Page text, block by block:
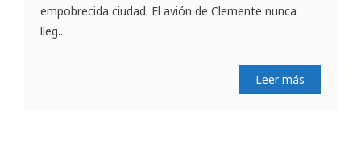
empobrecida ciudad. El avión de Clemente nunca
lleg...
Leer más